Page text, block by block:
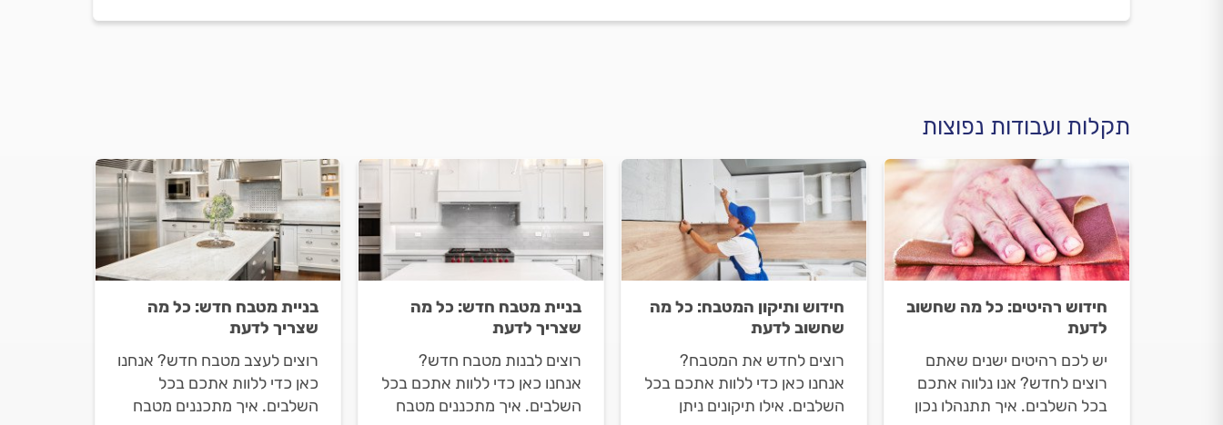
תקלות ועבודות נפוצות
חידוש רהיטים: כל מה שחשוב
לדעת
יש לכם רהיטים ישנים שאתם
רוצים לחדש? אנו נלווה אתכם
בכל השלבים. איך תתנהלו נכון
חידוש ותיקון המטבח: כל מה
שחשוב לדעת
רוצים לחדש את המטבח?
אנחנו כאן כדי ללוות אתכם בכל
השלבים. אילו תיקונים ניתן
בניית מטבח חדש: כל מה
שצריך לדעת
רוצים לבנות מטבח חדש?
אנחנו כאן כדי ללוות אתכם בכל
השלבים. איך מתכננים מטבח
בניית מטבח חדש: כל מה
שצריך לדעת
רוצים לעצב מטבח חדש? אנחנו
כאן כדי ללוות אתכם בכל
השלבים. איך מתכננים מטבח